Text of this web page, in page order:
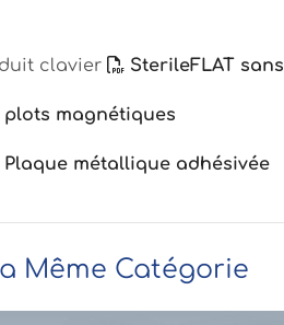
clavier SterileFLAT
plots magnétiques
Plaque métallique adhésivée
Même Catégorie